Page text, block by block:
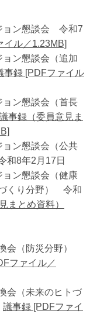
ョン懇談会 令和7
イル／1.23MB]
ン懇談会（追加
事録 [PDFファイル
ン懇談会（首長
事録（委員意見ま
ン懇談会（公共
和8年2月17日
ン懇談会（健康
くり分野） 令和
まとめ資料）
会（防災分野）
ファイル／
会（未来のヒトづ
議事録 [PDFファイ